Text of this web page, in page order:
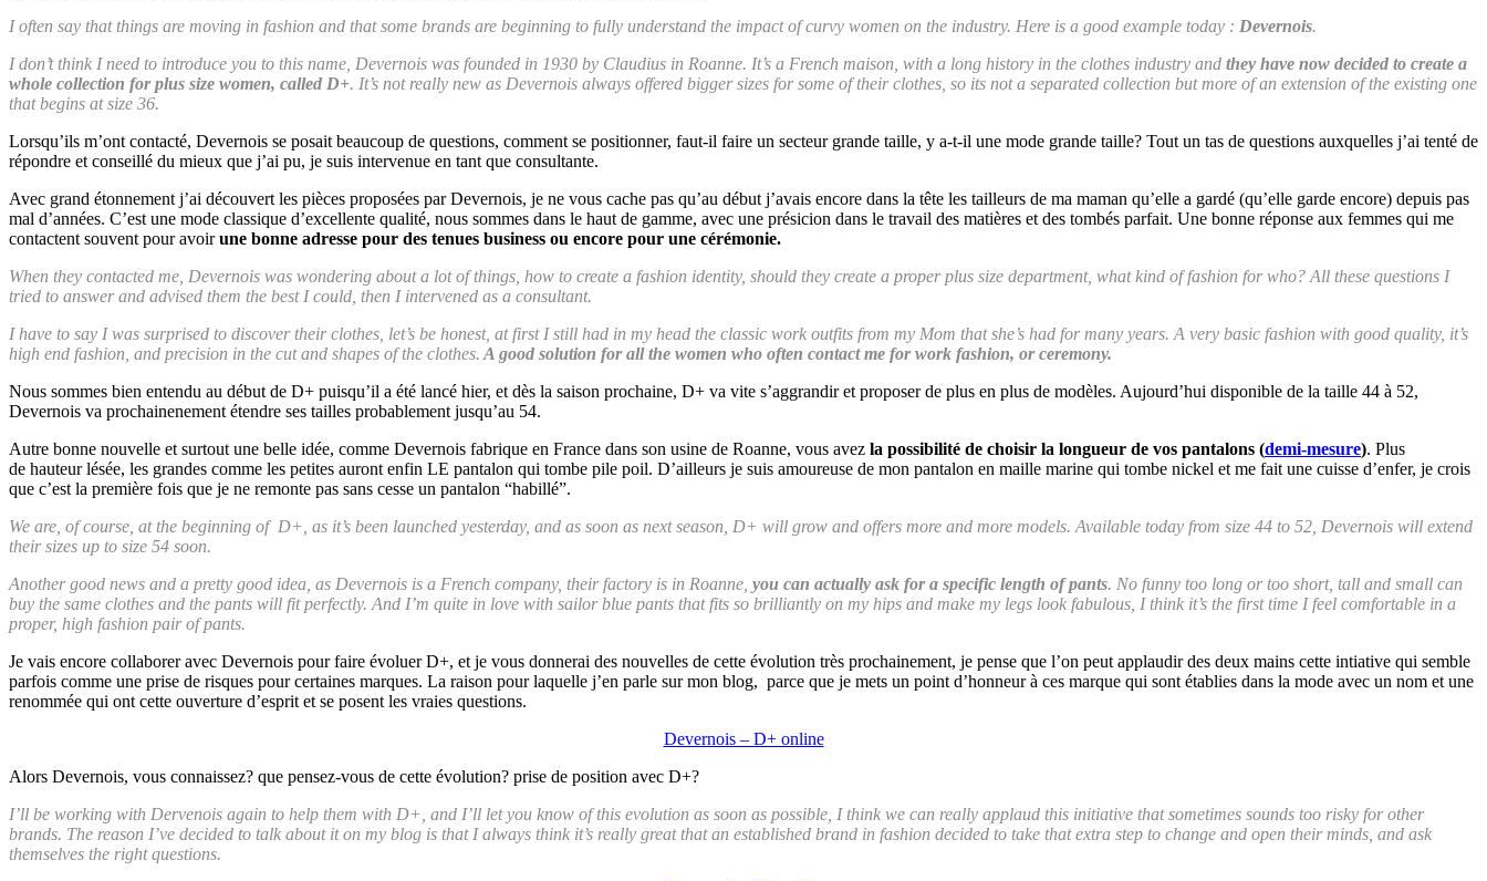
I often say that things are moving in fashion and that some brands are beginning to fully understand the impact of curvy women on the industry. Here is a good example today : Devernois.
I don’t think I need to introduce you to this name, Devernois was founded in 1930 by Claudius in Roanne. It’s a French maison, with a long history in the clothes industry and they have now decided to create a
whole collection for plus size women, called D+. It’s not really new as Devernois always offered bigger sizes for some of their clothes, so its not a separated collection but more of an extension of the existing one
that begins at size 36.
Lorsqu’ils m’ont contacté, Devernois se posait beaucoup de questions, comment se positionner, faut-il faire un secteur grande taille, y a-t-il une mode grande taille? Tout un tas de questions auxquelles j’ai tenté de
répondre et conseillé du mieux que j’ai pu, je suis intervenue en tant que consultante.
Avec grand étonnement j’ai découvert les pièces proposées par Devernois, je ne vous cache pas qu’au début j’avais encore dans la tête les tailleurs de ma maman qu’elle a gardé (qu’elle garde encore) depuis pas
mal d’années. C’est une mode classique d’excellente qualité, nous sommes dans le haut de gamme, avec une présicion dans le travail des matières et des tombés parfait. Une bonne réponse aux femmes qui me
contactent souvent pour avoirune bonne adresse pour des tenues business ou encore pour une cérémonie.
When they contacted me, Devernois was wondering about a lot of things, how to create a fashion identity, should they create a proper plus size department, what kind of fashion for who? All these questions I
tried to answer and advised them the best I could, then I intervened as a consultant.
I have to say I was surprised to discover their clothes, let’s be honest, at first I still had in my head the classic work outfits from my Mom that she’s had for many years. A very basic fashion with good quality, it’s
high end fashion, and precision in the cut and shapes of the clothes. A good solution for all the women who often contact me for work fashion, or ceremony.
Nous sommes bien entendu au début de D+ puisqu’il a été lancé hier, et dès la saison prochaine, D+ va vite s’aggrandir et proposer de plus en plus de modèles. Aujourd’hui disponible de la taille 44 à 52,
Devernois va prochainenement étendre ses tailles probablement jusqu’au 54.
Autre bonne nouvelle et surtout une belle idée, comme Devernois fabrique en France dans son usine de Roanne, vous avez la possibilité de choisir la longueur de vos pantalons (demi-mesure). Plus
de hauteur lésée, les grandes comme les petites auront enfin LE pantalon qui tombe pile poil. D’ailleurs je suis amoureuse de mon pantalon en maille marine qui tombe nickel et me fait une cuisse d’enfer, je crois
que c’est la première fois que je ne remonte pas sans cesse un pantalon “habillé”.
We are, of course, at the beginning of D+, as it’s been launched yesterday, and as soon as next season, D+ will grow and offers more and more models. Available today from size 44 to 52, Devernois will extend
their sizes up to size 54 soon.
Another good news and a pretty good idea, as Devernois is a French company, their factory is in Roanne, you can actually ask for a specific length of pants. No funny too long or too short, tall and small can
buy the same clothes and the pants will fit perfectly. And I’m quite in love with sailor blue pants that fits so brilliantly on my hips and make my legs look fabulous, I think it’s the first time I feel comfortable in a
proper, high fashion pair of pants.
Je vais encore collaborer avec Devernois pour faire évoluer D+, et je vous donnerai des nouvelles de cette évolution très prochainement, je pense que l’on peut applaudir des deux mains cette intiative qui semble
parfois comme une prise de risques pour certaines marques. La raison pour laquelle j’en parle sur mon blog, parce que je mets un point d’honneur à ces marque qui sont établies dans la mode avec un nom et une
renommée qui ont cette ouverture d’esprit et se posent les vraies questions.
Devernois – D+ online
Alors Devernois, vous connaissez? que pensez-vous de cette évolution? prise de position avec D+?
I’ll be working with Dervenois again to help them with D+, and I’ll let you know of this evolution as soon as possible, I think we can really applaud this initiative that sometimes sounds too risky for other
brands. The reason I’ve decided to talk about it on my blog is that I always think it’s really great that an established brand in fashion decided to take that extra step to change and open their minds, and ask
themselves the right questions.